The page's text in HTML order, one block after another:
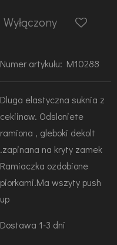
Wyłączony
Numer artykułu: M10288
Dluga elastyczna suknia z
cekiinow. Odsloniete
ramiona , gleboki dekolt
.zapinana na kryty zamek
Ramiaczka ozdobione
piorkami.Ma wszyty push
up
Dostawa 1-3 dni